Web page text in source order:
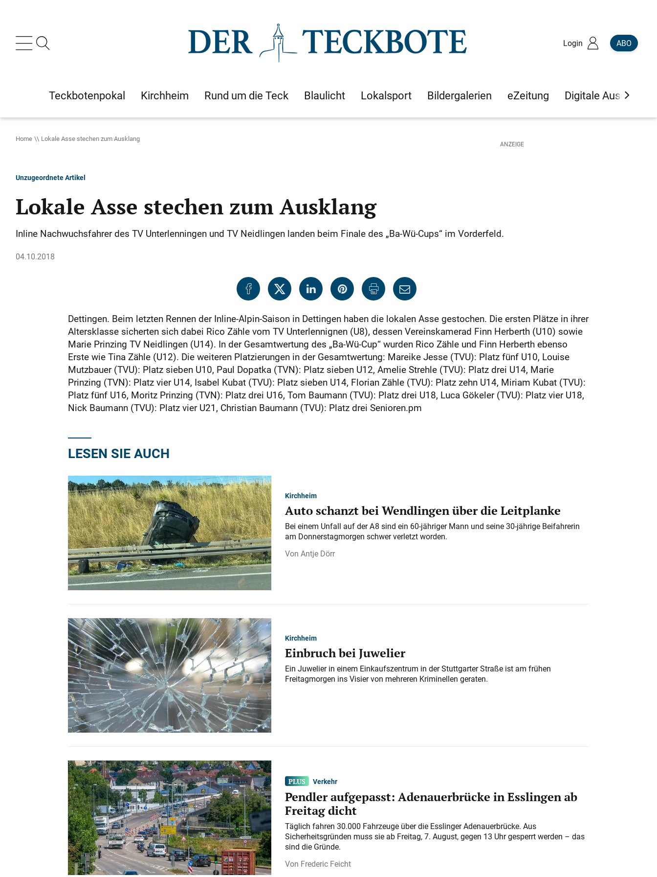
Login ABO
Teckbotenpokal Kirchheim Rund um die Teck Blaulicht Lokalsport Bildergalerien eZeitung Digitale Ausgaben
Home Lokale Asse stechen zum Ausklang
Unzugeordnete Artikel
Lokale Asse stechen zum Ausklang
Inline Nachwuchsfahrer des TV Unterlenningen und TV Neidlingen landen beim Finale des „Ba-Wü-Cups“ im Vorderfeld.
04.10.2018
Dettingen. Beim letzten Rennen der Inline-Alpin-Saison in Dettingen haben die lokalen Asse gestochen. Die ersten Plätze in ihrer
Altersklasse sicherten sich dabei Rico Zähle vom TV Unterlennignen (U8), dessen Vereinskamerad Finn Herberth (U10) sowie
Marie Prinzing TV Neidlingen (U14). In der Gesamtwertung des „Ba-Wü-Cup“ wurden Rico Zähle und Finn Herberth ebenso
Erste wie Tina Zähle (U12). Die weiteren Platzierungen in der Gesamtwertung: Mareike Jesse (TVU): Platz fünf U10, Louise
Mutzbauer (TVU): Platz sieben U10, Paul Dopatka (TVN): Platz sieben U12, Amelie Strehle (TVU): Platz drei U14, Marie
Prinzing (TVN): Platz vier U14, Isabel Kubat (TVU): Platz sieben U14, Florian Zähle (TVU): Platz zehn U14, Miriam Kubat (TVU):
Platz fünf U16, Moritz Prinzing (TVN): Platz drei U16, Tom Baumann (TVU): Platz drei U18, Luca Gökeler (TVU): Platz vier U18,
Nick Baumann (TVU): Platz vier U21, Christian Baumann (TVU): Platz drei Senioren.pm
LESEN SIE AUCH
Kirchheim
Auto schanzt bei Wendlingen über die Leitplanke
Bei einem Unfall auf der A 8 sind ein 60-jähriger Mann und seine 30-jährige Beifahrerin
am Donnerstagmorgen schwer verletzt worden.
Antje Dörr
Kirchheim
Einbruch bei Juwelier
Ein Juwelier in einem Einkaufszentrum in der Stuttgarter Straße ist am frühen
Freitagmorgen ins Visier von mehreren Kriminellen geraten.
Verkehr
Pendler aufgepasst: Adenauerbrücke in Esslingen ab
Freitag dicht
Täglich fahren 30.000 Fahrzeuge über die Esslinger Adenauerbrücke. Aus
Sicherheitsgründen muss sie ab Freitag, 7. August, gegen 13 Uhr gesperrt werden – das
sind die Gründe.
Frederic Feicht